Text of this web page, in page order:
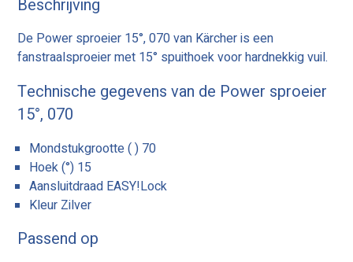
Beschrijving
De Power sproeier 15°, 070 van Kärcher is een
fanstraalsproeier met 15° spuithoek voor hardnekkig vuil.
Technische gegevens van de Power sproeier
15°, 070
Mondstukgrootte ( ) 70
Hoek (°) 15
Aansluitdraad EASY!Lock
Kleur Zilver
Passend op